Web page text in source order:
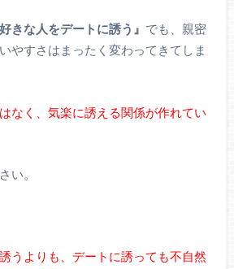
好きな人をデートに誘う』 でも、親密
やすさはまったく変わってきてしま
なく、気楽に誘える関係が作れてい
い。
うよりも、デートに誘っても不自然